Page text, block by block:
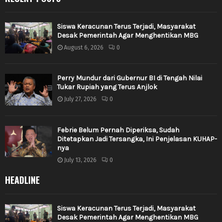
Siswa Keracunan Terus Terjadi, Masyarakat
Desak Pemerintah Agar Menghentikan MBG
August 6, 2026 0
Perry Mundur dari Gubernur BI di Tengah Nilai
Tukar Rupiah yang Terus Anjlok
July 27, 2026 0
Febrie Belum Pernah Diperiksa, Sudah
Ditetapkan Jadi Tersangka, Ini Penjelasan KUHAP-
nya
July 13, 2026 0
HEADLINE
Siswa Keracunan Terus Terjadi, Masyarakat
Desak Pemerintah Agar Menghentikan MBG